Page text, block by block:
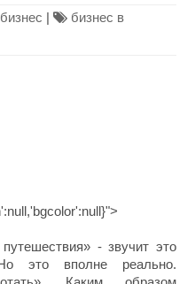
|
бизнес в
- звучит это
это вполне реально.